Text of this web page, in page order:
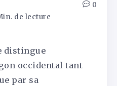
de lecture
0
distingue
occidental tant
par sa